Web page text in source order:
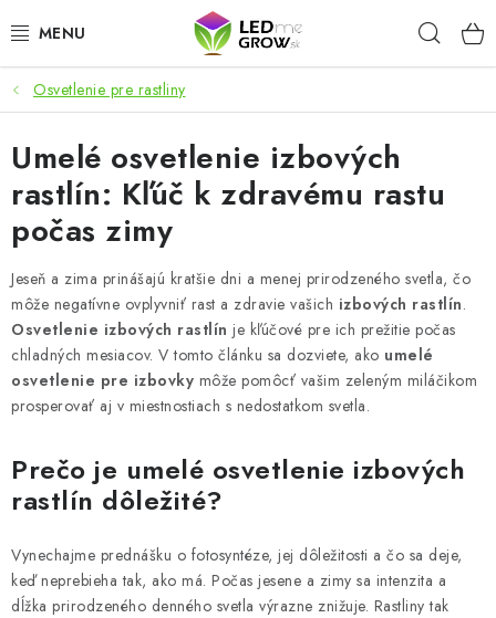
na
AKCIE
LED OSVETLENIE PRE RASTLINY
PESTOVATEĽSKÉ POTREBY
MICROGREENS
SMART GARDEN
Obchodné podmienky
Predávané značky
Kontakt
Podmienky o ochrane osobných údajov
Osvetlenie pre rastliny
Umelé osvetlenie izbových
rastlín: Kľúč k zdravému rastu
počas zimy
Jeseň a zima prinášajú kratšie dni a menej prirodzeného svetla, čo
môže negatívne ovplyvniť rast a zdravie vašich izbových rastlín.
Osvetlenie izbových rastlín je kľúčové pre ich prežitie počas
chladných mesiacov. V tomto článku sa dozviete, ako umelé
osvetlenie pre izbovky môže pomôcť vašim zeleným miláčikom
prosperovať aj v miestnostiach s nedostatkom svetla.
Prečo je umelé osvetlenie izbových
rastlín dôležité?
Vynechajme prednášku o fotosyntéze, jej dôležitosti a čo sa deje,
keď neprebieha tak, ako má. Počas jesene a zimy sa intenzita a
dĺžka prirodzeného denného svetla výrazne znižuje. Rastliny tak